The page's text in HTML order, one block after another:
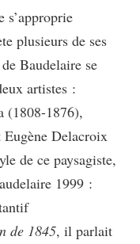
s’approprie
plusieurs de ses
Baudelaire se
artistes :
(1808-1876),
Eugène Delacroix
de ce paysagiste,
1999 :
de 1845, il parlait